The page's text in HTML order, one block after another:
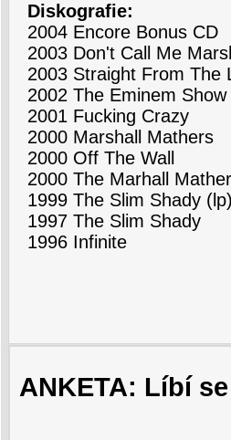
Diskografie:
2004 Encore Bonus CD
2003 Don't Call Me
2003 Straight From The
2002 The Eminem Show
2001 Fucking Crazy
2000 Marshall Mathers
2000 Off The Wall
2000 The Marhall
1999 The Slim Shady (lp)
1997 The Slim Shady
1996 Infinite
ANKETA: Líbí